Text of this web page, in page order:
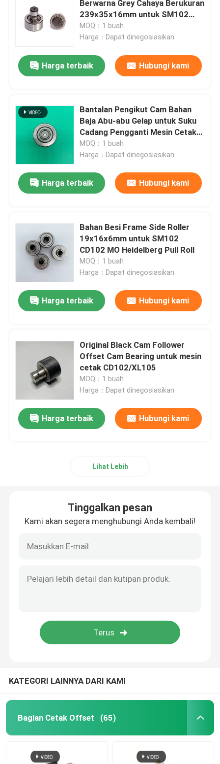
Bantalan Mesin Cetak
Bagian Tekan Offset
Suku Cadang Cetak Offset
Suku Cadang Mesin Lipat
Blok Ujung Saluran Tinta
Berwarna Grey Cahaya Berukuran
239x35x16mm untuk SM102
Heidelberg Cam Follower
MOQ：1 buah
Harga：Dapat dinegosiasikan
Harga terbaik Hubungi kami
Bantalan Pengikut Cam Bahan
Baja Abu-abu Gelap untuk Suku
Cadang Pengganti Mesin Cetak
SM102
MOQ：1 buah
Harga：Dapat dinegosiasikan
Harga terbaik Hubungi kami
Bahan Besi Frame Side Roller
19x16x6mm untuk SM102
CD102 MO Heidelberg Pull Roll
MOQ：1 buah
Harga：Dapat dinegosiasikan
Harga terbaik Hubungi kami
Original Black Cam Follower
Offset Cam Bearing untuk mesin
cetak CD102/XL105
MOQ：1 buah
Harga：Dapat dinegosiasikan
Harga terbaik Hubungi kami
Lihat Lebih
Tinggalkan pesan
Kami akan segera menghubungi Anda kembali!
KATEGORI LAINNYA DARI KAMI
Bagian Cetak Offset (65)